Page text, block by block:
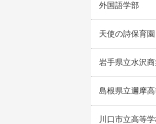
外国語学部
天使の詩保育園
岩手県立水沢
島根県立邇摩
川口市立高等